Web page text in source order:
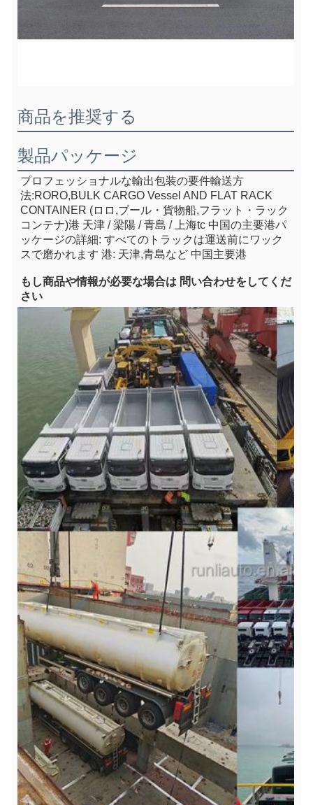
商品を推奨する
製品パッケージ
プロフェッショナルな輸出包装の要件輸送方
法:RORO,BULK CARGO Vessel AND FLAT RACK
CONTAINER (ロロ,ブール・貨物船,フラット・ラック
コンテナ)港 天津 / 梁陽 / 青島 / 上海tc 中国の主要港パ
ッケージの詳細: すべてのトラックは運送前にワック
スで磨かれます 港: 天津,青島など 中国主要港
もし商品や情報が必要な場合は 問い合わせをしてくだ
さい